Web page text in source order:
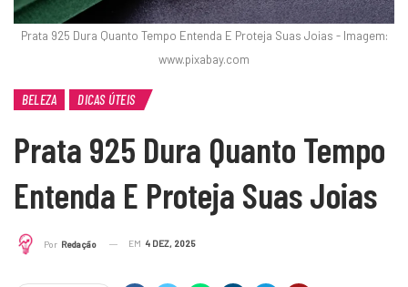
Prata 925 Dura Quanto Tempo Entenda E Proteja Suas Joias - Imagem:
www.pixabay.com
BELEZA DICAS ÚTEIS
Prata 925 Dura Quanto Tempo
Entenda E Proteja Suas Joias
Por Redação EM 4 DEZ, 2025